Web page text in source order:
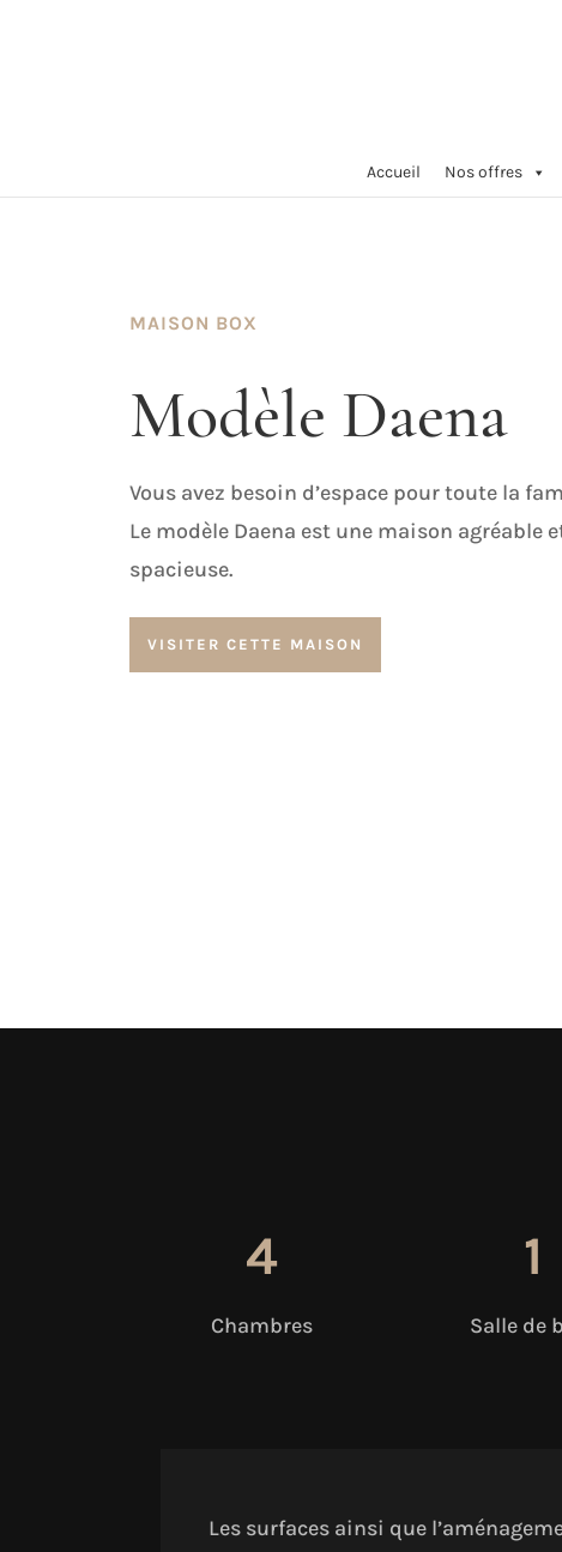
Accueil Nos offres
MAISON BOX
Modèle Daena
Vous avez besoin d’espace pour toute la
Le modèle Daena est une maison agréable
spacieuse.
VISITER CETTE MAISON
4
Chambres
1
Salle de
Les surfaces ainsi que